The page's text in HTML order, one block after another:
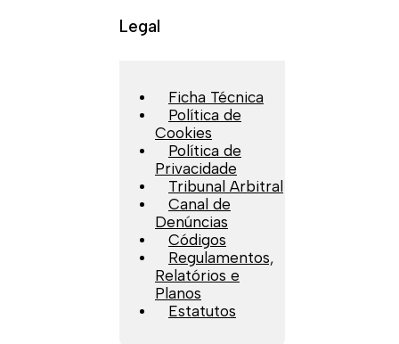
Legal
Ficha Técnica
Política de
Cookies
Política de
Privacidade
Tribunal Arbitral
Canal de
Denúncias
Códigos
Regulamentos,
Relatórios e
Planos
Estatutos